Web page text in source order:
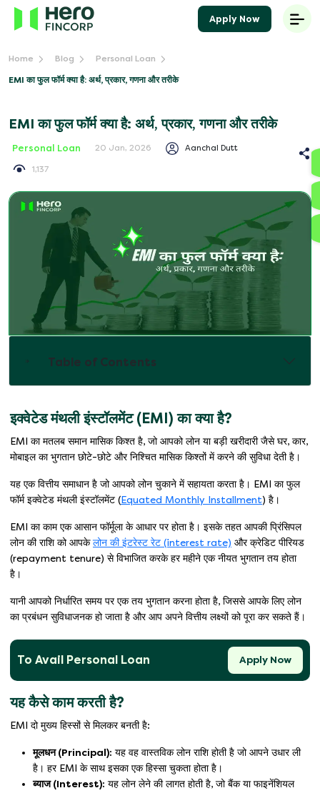
Home Blog Personal Loan
EMI का फुल फॉर्म क्या है: अर्थ, प्रकार, गणना और तरीके
EMI का फुल फॉर्म क्या है: अर्थ, प्रकार, गणना और तरीके
Personal Loan 20 Jan, 2026 Aanchal Dutt
1,137
Table of Contents
इक्वेटेड मंथली इंस्टॉलमेंट (EMI) का क्या है?
EMI का मतलब समान मासिक किश्त है, जो आपको लोन या बड़ी खरीदारी जैसे घर, कार,
मोबाइल का भुगतान छोटे-छोटे और निश्चित मासिक किश्तों में करने की सुविधा देती है।
यह एक वित्तीय समाधान है जो आपको लोन चुकाने में सहायता करता है। EMI का फुल
फॉर्म इक्वेटेड मंथली इंस्टॉलमेंट ( Equated Monthly Installment) है।
EMI का काम एक आसान फॉर्मूला के आधार पर होता है। इसके तहत आपकी प्रिंसिपल
लोन की राशि को आपके लोन की इंटरेस्ट रेट (interest rate) और क्रेडिट पीरियड
(repayment tenure) से विभाजित करके हर महीने एक नीयत भुगतान तय होता
है।
यानी आपको निर्धारित समय पर एक तय भुगतान करना होता है, जिससे आपके लिए लोन
का प्रबंधन सुविधाजनक हो जाता है और आप अपने वित्तीय लक्ष्यों को पूरा कर सकते हैं।
To Avail Personal Loan Apply Now
यह कैसे काम करती है?
EMI दो मुख्य हिस्सों से मिलकर बनती है:
मूलधन (Principal): यह वह वास्तविक लोन राशि होती है जो आपने उधार ली
है। हर EMI के साथ इसका एक हिस्सा चुकता होता है।
ब्याज (Interest): यह लोन लेने की लागत होती है, जो बैंक या फाइनेंशियल
Apply Now